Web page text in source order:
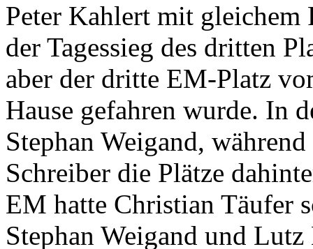
Peter Kahlert mit gleichem
der Tagessieg des dritten
aber der dritte EM-Platz
Hause gefahren wurde. In
Stephan Weigand,
Schreiber die Plätze
EM hatte Christian Täufer
Stephan Weigand und